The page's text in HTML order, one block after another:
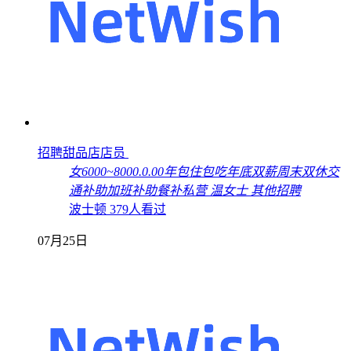
招聘甜品店店员
女6000~8000.0.00年包住包吃年底双薪周末双休交
通补助加班补助餐补私营 温女士 其他招聘
波士顿 379人看过
07月25日